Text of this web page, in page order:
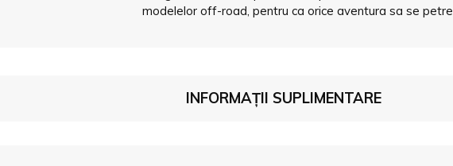
modelelor off-road, pentru ca orice aventura sa se
INFORMAȚII SUPLIMENTARE